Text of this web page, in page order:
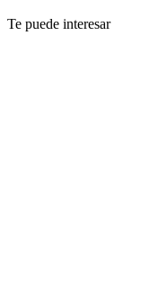
Te puede interesar